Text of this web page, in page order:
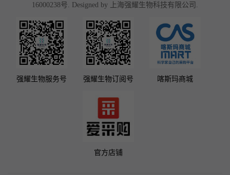
16000238号 . Designed by 上海强耀生物科技有限公司.
强耀生物服务号 强耀生物订阅号 喀斯玛商城
官方店铺